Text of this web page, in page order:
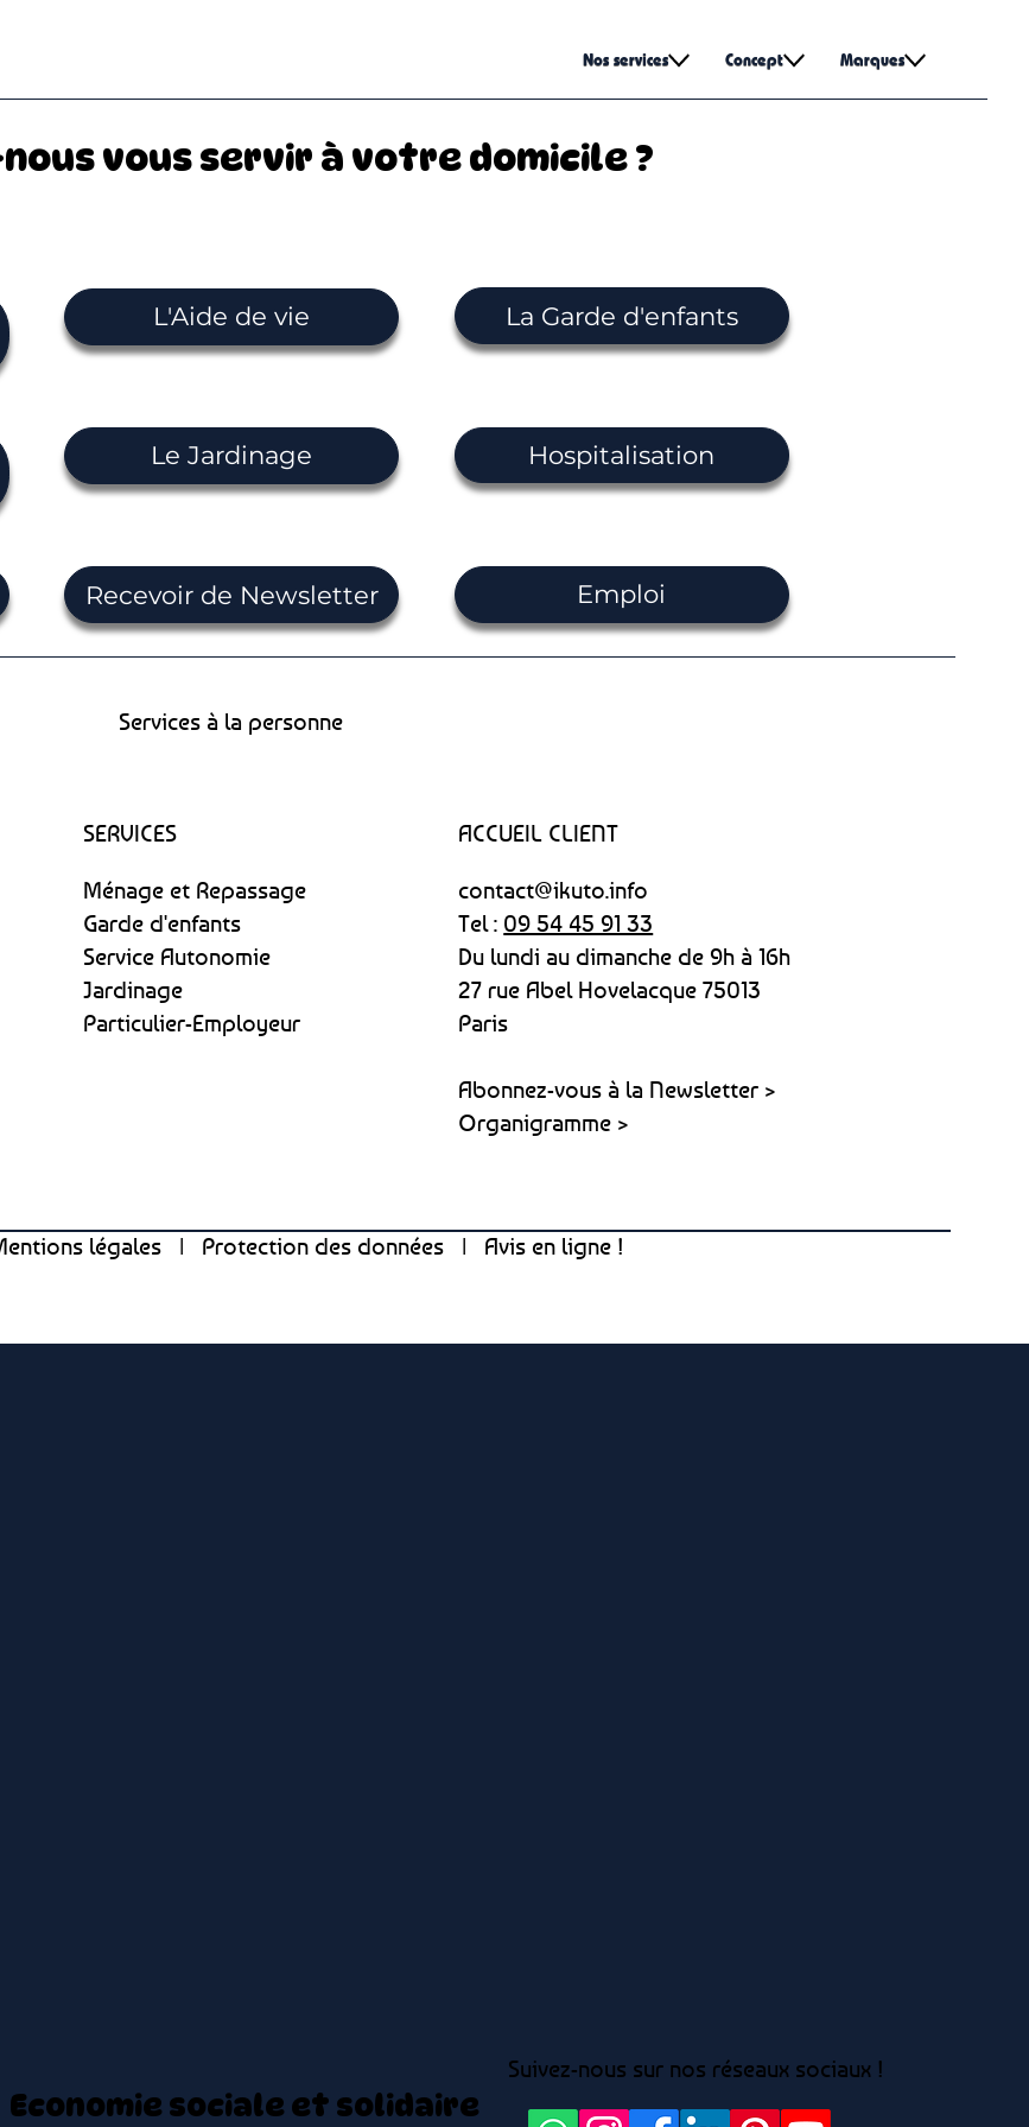
Nos services Concept Marques
vous servir à votre domicile ?
L'Aide de vie La Garde d'enfants
Le Jardinage Hospitalisation
Recevoir de Newsletter Emploi
Services à la personne
SERVICES
Ménage et Repassage
Garde d'enfants
Service Autonomie
Jardinage
Particulier-Employeur
ACCUEIL CLIENT
contact@ikuto.info
Tel : 09 54 45 91 33
Du lundi au dimanche de 9h à 16h
27 rue Abel Hovelacque 75013
Paris
Abonnez-vous à la Newsletter >
Organigramme >
légales | Protection des données | Avis en ligne !
Economie sociale et solidaire
Suivez-nous sur nos réseaux sociaux !